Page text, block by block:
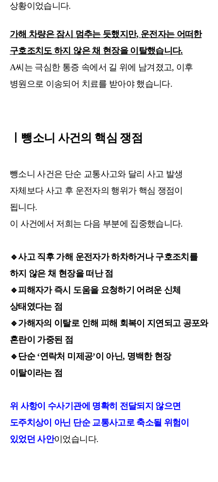
상황이었습니다.
가해 차량은 잠시 멈추는 듯했지만, 운전자는 어떠한
구호조치도 하지 않은 채 현장을 이탈했습니다.
A씨는 극심한 통증 속에서 길 위에 남겨졌고, 이후
병원으로 이송되어 치료를 받아야 했습니다.
ㅣ뺑소니 사건의 핵심 쟁점
뺑소니 사건은 단순 교통사고와 달리사고 발생
자체보다 사고 후 운전자의 행위가 핵심 쟁점이
됩니다.
이 사건에서 저희는 다음 부분에 집중했습니다.
🔹사고 직후 가해 운전자가 하차하거나 구호조치를
하지 않은 채 현장을 떠난 점
🔹피해자가 즉시 도움을 요청하기 어려운 신체
상태였다는 점
🔹가해자의 이탈로 인해 피해 회복이 지연되고 공포와
혼란이 가중된 점
🔹단순 ‘연락처 미제공’이 아닌, 명백한 현장
이탈이라는 점
위 사항이 수사기관에 명확히 전달되지 않으면
도주치상이 아닌 단순 교통사고로 축소될 위험이
있었던 사안이었습니다.